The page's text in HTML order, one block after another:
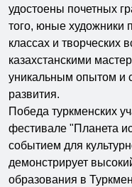
удостоены почетных
того, юные художники
классах и творческих
казахстанскими
уникальным опытом и
развития.
Победа туркменских
фестивале "Планета
событием для
демонстрирует
образования в